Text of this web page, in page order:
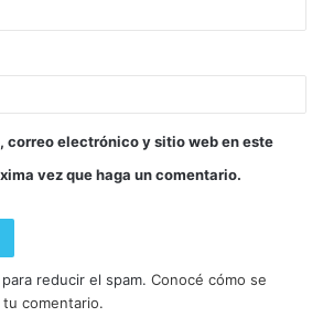
correo electrónico y sitio web en este
vez que haga un comentario.
reducir el spam. Conocé cómo se
comentario.